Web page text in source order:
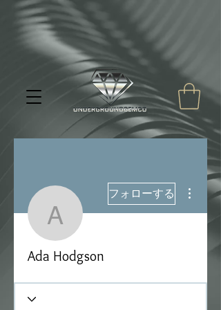
Ada Hodgson
フォローする
Ada Hodgson